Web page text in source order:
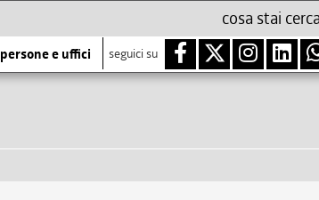
persone e uffici seguici su